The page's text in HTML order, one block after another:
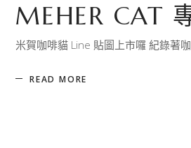
MEHER CAT
米賀咖啡貓 Line 貼圖上市囉 紀錄著
READ MORE